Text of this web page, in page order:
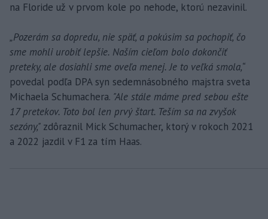
na Floride už v prvom kole po nehode, ktorú nezavinil.
„Pozerám sa dopredu, nie späť, a pokúsim sa pochopiť, čo
sme mohli urobiť lepšie. Naším cieľom bolo dokončiť
preteky, ale dosiahli sme oveľa menej. Je to veľká smola,“
povedal podľa DPA syn sedemnásobného majstra sveta
Michaela Schumachera. "Ale stále máme pred sebou ešte
17 pretekov. Toto bol len prvý štart. Teším sa na zvyšok
sezóny," zdôraznil Mick Schumacher, ktorý v rokoch 2021
a 2022 jazdil v F1 za tím Haas.